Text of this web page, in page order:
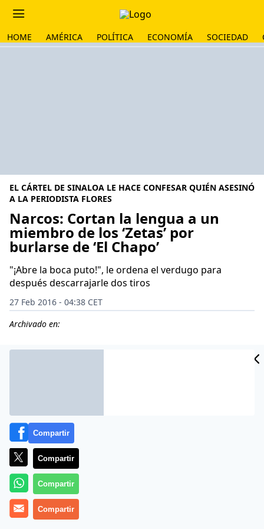
HOME AMÉRICA POLÍTICA ECONOMÍA SOCIEDAD
EL CÁRTEL DE SINALOA LE HACE CONFESAR QUIÉN ASESINÓ
A LA PERIODISTA FLORES
Narcos: Cortan la lengua a un
miembro de los ‘Zetas’ por
burlarse de ‘El Chapo’
"¡Abre la boca puto!", le ordena el verdugo para
después descarrajarle dos tiros
27 Feb 2016 - 04:38 CET
Archivado en:
Más información
Compartir
Compartir
Compartir
Compartir